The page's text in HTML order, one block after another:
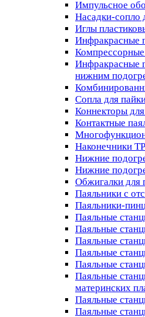
Импульсное
Насадки-сопло
Иглы
Инфракрасные
Инфракрасные
нижним
Сопла для
Коннекторы
Контактные
Наконечники
Нижние
Нижние
Обжигалки для
Паяльники с
Паяльники-
Паяльные
Паяльные
Паяльные
Паяльные
Паяльные
Паяльные
материнских
Паяльные
Паяльные